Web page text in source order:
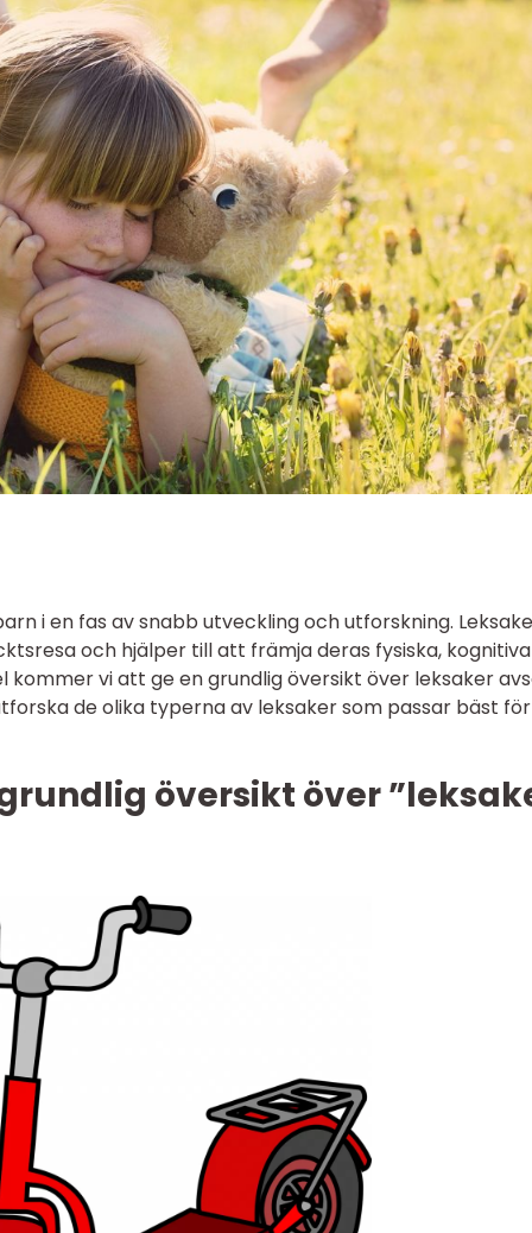
i en fas av snabb utveckling och utforskning.
och hjälper till att främja deras fysiska,
kommer vi att ge en grundlig översikt över leksaker
de olika typerna av leksaker som passar bäst för
översikt över